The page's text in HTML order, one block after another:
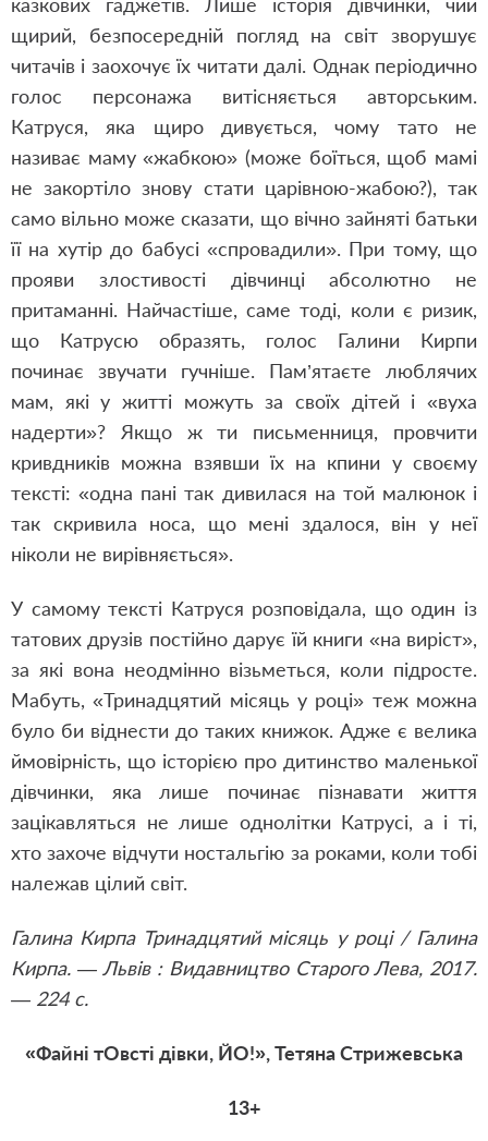
щирий, безпосередній погляд на світ зворушує
читачів і заохочує їх читати далі. Однак періодично
голос персонажа витісняється авторським.
Катруся, яка щиро дивується, чому тато не
називає маму «жабкою» (може боїться, щоб мамі
не закортіло знову стати царівною-жабою?), так
само вільно може сказати, що вічно зайняті батьки
її на хутір до бабусі «спровадили». При тому, що
прояви злостивості дівчинці абсолютно не
притаманні. Найчастіше, саме тоді, коли є ризик,
що Катрусю образять, голос Галини Кирпи
починає звучати гучніше. Пам’ятаєте люблячих
мам, які у житті можуть за своїх дітей і «вуха
надерти»? Якщо ж ти письменниця, провчити
кривдників можна взявши їх на кпини у своєму
тексті: «одна пані так дивилася на той малюнок і
так скривила носа, що мені здалося, він у неї
ніколи не вирівняється».
У самому тексті Катруся розповідала, що один із
татових друзів постійно дарує їй книги «на виріст»,
за які вона неодмінно візьметься, коли підросте.
Мабуть, «Тринадцятий місяць у році» теж можна
було би віднести до таких книжок. Адже є велика
ймовірність, що історією про дитинство маленької
дівчинки, яка лише починає пізнавати життя
зацікавляться не лише однолітки Катрусі, а і ті,
хто захоче відчути ностальгію за роками, коли тобі
належав цілий світ.
Галина Кирпа Тринадцятий місяць у році / Галина
Кирпа. — Львів : Видавництво Старого Лева, 2017.
— 224 с.
«Файні тОвсті дівки, ЙО!», Тетяна Стрижевська
13+